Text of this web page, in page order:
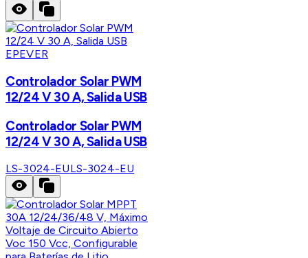
EPEVER
Controlador Solar PWM
12/24 V 30 A, Salida USB
Controlador Solar PWM
12/24 V 30 A, Salida USB
LS-3024-EULS-3024-EU